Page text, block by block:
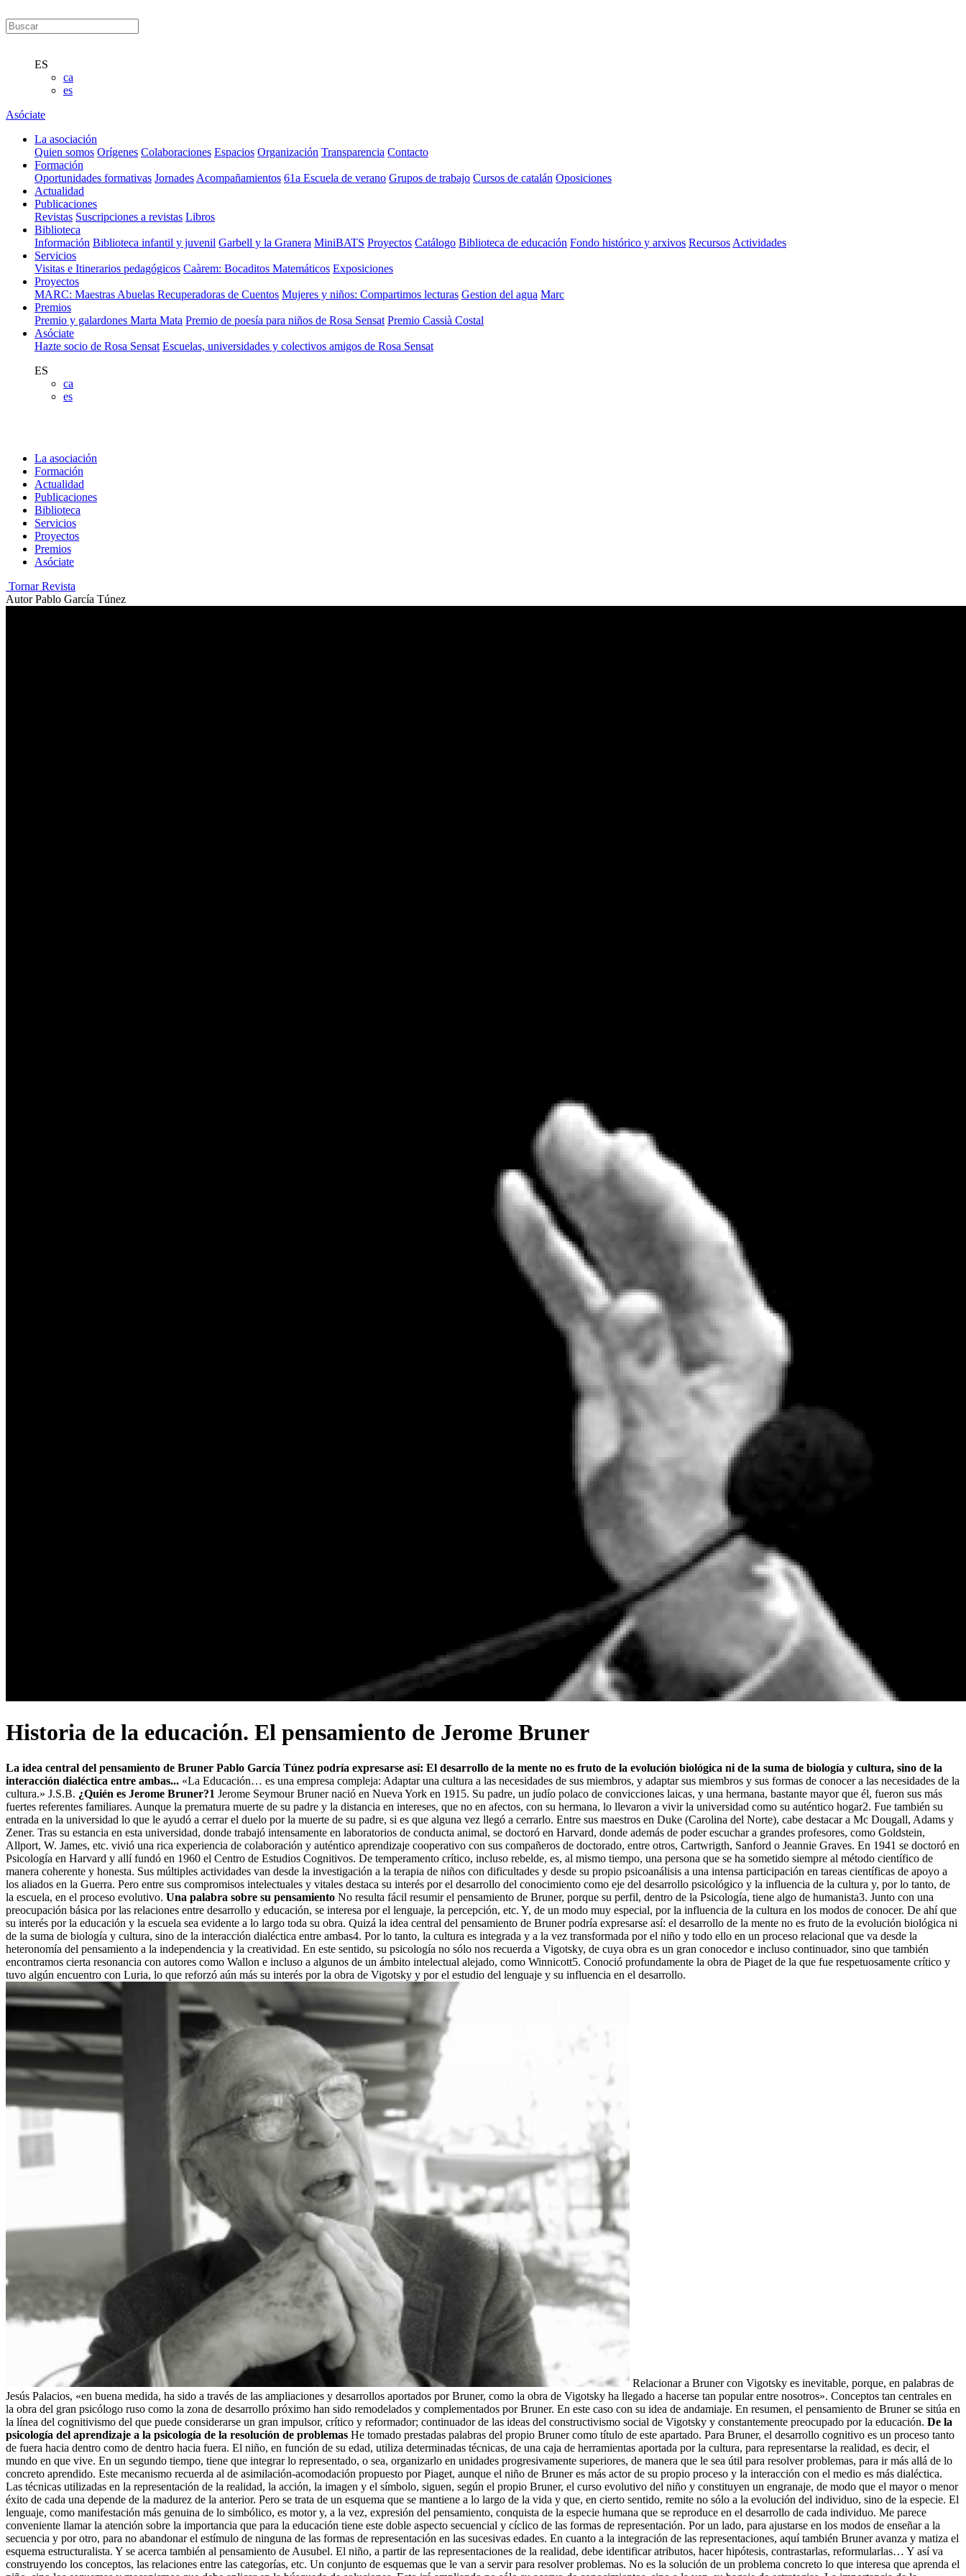
ES
ca
es
Asóciate
La asociación
Quien somos Orígenes Colaboraciones Espacios Organización Transparencia Contacto
Formación
Oportunidades formativas Jornades Acompañamientos 61a Escuela de verano Grupos de trabajo Cursos de catalán Oposiciones
Actualidad
Publicaciones
Revistas Suscripciones a revistas Libros
Biblioteca
Información Biblioteca infantil y juvenil Garbell y la Granera MiniBATS Proyectos Catálogo Biblioteca de educación Fondo histórico y arxivos Recursos Actividades
Servicios
Visitas e Itinerarios pedagógicos Caàrem: Bocaditos Matemáticos Exposiciones
Proyectos
MARC: Maestras Abuelas Recuperadoras de Cuentos Mujeres y niños: Compartimos lecturas Gestion del agua Marc
Premios
Premio y galardones Marta Mata Premio de poesía para niños de Rosa Sensat Premio Cassià Costal
Asóciate
Hazte socio de Rosa Sensat Escuelas, universidades y colectivos amigos de Rosa Sensat
ES
ca
es
La asociación
Formación
Actualidad
Publicaciones
Biblioteca
Servicios
Proyectos
Premios
Asóciate
Tornar Revista
Autor Pablo García Túnez
Historia de la educación. El pensamiento de Jerome Bruner
La idea central del pensamiento de Bruner Pablo García Túnez podría expresarse así: El desarrollo de la mente no es fruto de la evolución biológica ni de la suma de biología y cultura, sino de la
interacción dialéctica entre ambas... «La Educación… es una empresa compleja: Adaptar una cultura a las necesidades de sus miembros, y adaptar sus miembros y sus formas de conocer a las necesidades de la
cultura.» J.S.B. ¿Quién es Jerome Bruner?1 Jerome Seymour Bruner nació en Nueva York en 1915. Su padre, un judío polaco de convicciones laicas, y una hermana, bastante mayor que él, fueron sus más
fuertes referentes familiares. Aunque la prematura muerte de su padre y la distancia en intereses, que no en afectos, con su hermana, lo llevaron a vivir la universidad como su auténtico hogar2. Fue también su
entrada en la universidad lo que le ayudó a cerrar el duelo por la muerte de su padre, si es que alguna vez llegó a cerrarlo. Entre sus maestros en Duke (Carolina del Norte), cabe destacar a Mc Dougall, Adams y
Zener. Tras su estancia en esta universidad, donde trabajó intensamente en laboratorios de conducta animal, se doctoró en Harvard, donde además de poder escuchar a grandes profesores, como Goldstein,
Allport, W. James, etc. vivió una rica experiencia de colaboración y auténtico aprendizaje cooperativo con sus compañeros de doctorado, entre otros, Cartwrigth, Sanford o Jeannie Graves. En 1941 se doctoró en
Psicología en Harvard y allí fundó en 1960 el Centro de Estudios Cognitivos. De temperamento crítico, incluso rebelde, es, al mismo tiempo, una persona que se ha sometido siempre al método científico de
manera coherente y honesta. Sus múltiples actividades van desde la investigación a la terapia de niños con dificultades y desde su propio psicoanálisis a una intensa participación en tareas científicas de apoyo a
los aliados en la Guerra. Pero entre sus compromisos intelectuales y vitales destaca su interés por el desarrollo del conocimiento como eje del desarrollo psicológico y la influencia de la cultura y, por lo tanto, de
la escuela, en el proceso evolutivo. Una palabra sobre su pensamiento No resulta fácil resumir el pensamiento de Bruner, porque su perfil, dentro de la Psicología, tiene algo de humanista3. Junto con una
preocupación básica por las relaciones entre desarrollo y educación, se interesa por el lenguaje, la percepción, etc. Y, de un modo muy especial, por la influencia de la cultura en los modos de conocer. De ahí que
su interés por la educación y la escuela sea evidente a lo largo toda su obra. Quizá la idea central del pensamiento de Bruner podría expresarse así: el desarrollo de la mente no es fruto de la evolución biológica ni
de la suma de biología y cultura, sino de la interacción dialéctica entre ambas4. Por lo tanto, la cultura es integrada y a la vez transformada por el niño y todo ello en un proceso relacional que va desde la
heteronomía del pensamiento a la independencia y la creatividad. En este sentido, su psicología no sólo nos recuerda a Vigotsky, de cuya obra es un gran conocedor e incluso continuador, sino que también
encontramos cierta resonancia con autores como Wallon e incluso a algunos de un ámbito intelectual alejado, como Winnicott5. Conoció profundamente la obra de Piaget de la que fue respetuosamente crítico y
tuvo algún encuentro con Luria, lo que reforzó aún más su interés por la obra de Vigotsky y por el estudio del lenguaje y su influencia en el desarrollo.
Relacionar a Bruner con Vigotsky es inevitable, porque, en palabras de
Jesús Palacios, «en buena medida, ha sido a través de las ampliaciones y desarrollos aportados por Bruner, como la obra de Vigotsky ha llegado a hacerse tan popular entre nosotros». Conceptos tan centrales en
la obra del gran psicólogo ruso como la zona de desarrollo próximo han sido remodelados y complementados por Bruner. En este caso con su idea de andamiaje. En resumen, el pensamiento de Bruner se sitúa en
la línea del cognitivismo del que puede considerarse un gran impulsor, crítico y reformador; continuador de las ideas del constructivismo social de Vigotsky y constantemente preocupado por la educación. De la
psicología del aprendizaje a la psicología de la resolución de problemas He tomado prestadas palabras del propio Bruner como título de este apartado. Para Bruner, el desarrollo cognitivo es un proceso tanto
de fuera hacia dentro como de dentro hacia fuera. El niño, en función de su edad, utiliza determinadas técnicas, de una caja de herramientas aportada por la cultura, para representarse la realidad, es decir, el
mundo en que vive. En un segundo tiempo, tiene que integrar lo representado, o sea, organizarlo en unidades progresivamente superiores, de manera que le sea útil para resolver problemas, para ir más allá de lo
concreto aprendido. Este mecanismo recuerda al de asimilación-acomodación propuesto por Piaget, aunque el niño de Bruner es más actor de su propio proceso y la interacción con el medio es más dialéctica.
Las técnicas utilizadas en la representación de la realidad, la acción, la imagen y el símbolo, siguen, según el propio Bruner, el curso evolutivo del niño y constituyen un engranaje, de modo que el mayor o menor
éxito de cada una depende de la madurez de la anterior. Pero se trata de un esquema que se mantiene a lo largo de la vida y que, en cierto sentido, remite no sólo a la evolución del individuo, sino de la especie. El
lenguaje, como manifestación más genuina de lo simbólico, es motor y, a la vez, expresión del pensamiento, conquista de la especie humana que se reproduce en el desarrollo de cada individuo. Me parece
conveniente llamar la atención sobre la importancia que para la educación tiene este doble aspecto secuencial y cíclico de las formas de representación. Por un lado, para ajustarse en los modos de enseñar a la
secuencia y por otro, para no abandonar el estímulo de ninguna de las formas de representación en las sucesivas edades. En cuanto a la integración de las representaciones, aquí también Bruner avanza y matiza el
esquema estructuralista. Y se acerca también al pensamiento de Ausubel. El niño, a partir de las representaciones de la realidad, debe identificar atributos, hacer hipótesis, contrastarlas, reformularlas… Y así va
construyendo los conceptos, las relaciones entre las categorías, etc. Un conjunto de esquemas que le van a servir para resolver problemas. No es la solución de un problema concreto lo que interesa que aprenda el